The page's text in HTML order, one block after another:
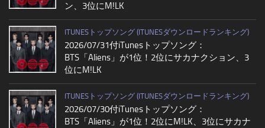
ン、3位にM!LK
ITUNESトップソング (ITUNESダウンロードランキング)
2026/07/31付iTunesトップソング：
BTS「Aliens」が1位！2位にサカナクション、3
位にM!LK
ITUNESトップソング (ITUNESダウンロードランキング)
2026/07/30付iTunesトップソング：
BTS「Aliens」が1位！2位にM!LK、3位にサカナ